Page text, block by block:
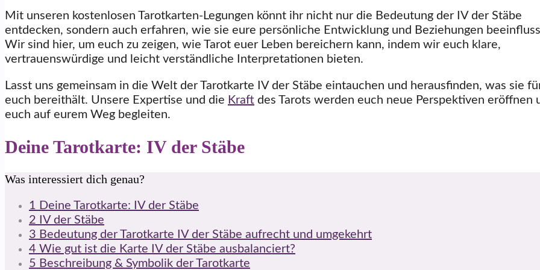
Mit unseren kostenlosen Tarotkarten-Legungen könnt ihr nicht nur die Bedeutung der IV der Stäbe
entdecken, sondern auch erfahren, wie sie eure persönliche Entwicklung und Beziehungen
Wir sind hier, um euch zu zeigen, wie Tarot euer Leben bereichern kann, indem wir euch klare,
vertrauenswürdige und leicht verständliche Interpretationen bieten.
Lasst uns gemeinsam in die Welt der Tarotkarte IV der Stäbe eintauchen und herausfinden, was sie
euch bereithält. Unsere Expertise und die Kraft des Tarots werden euch neue Perspektiven eröffnen
euch auf eurem Weg begleiten.
Deine Tarotkarte: IV der Stäbe
Was interessiert dich genau?
1 Deine Tarotkarte: IV der Stäbe
2 IV der Stäbe
3 Bedeutung der Tarotkarte IV der Stäbe aufrecht und umgekehrt
4 Wie gut ist die Karte IV der Stäbe ausbalanciert?
5 Beschreibung & Symbolik der Tarotkarte